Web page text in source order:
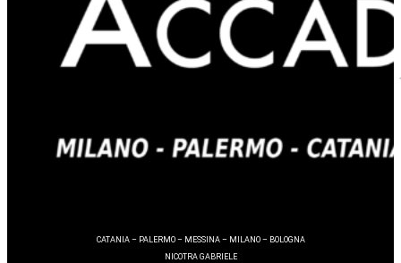
CATANIA – PALERMO – MESSINA – MILANO – BOLOGNA
NICOTRA GABRIELE